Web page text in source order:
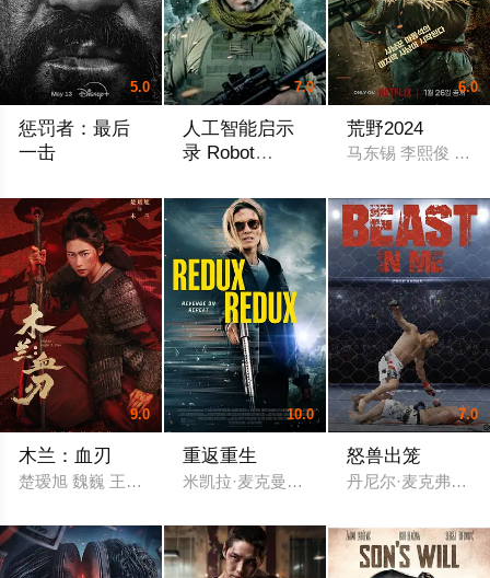
5.0
惩罚者：最后
一击
7.0
人工智能启示
录 Robot
6.0
荒野2024
马东锡 李熙俊 李
9.0
木兰：血刃
楚瑷旭 魏巍 王岗 李诺菲
10.0
重返重生
米凯拉·麦克曼努斯 Stella Marcus 杰里米
7.0
怒兽出笼
丹尼尔·麦克弗森